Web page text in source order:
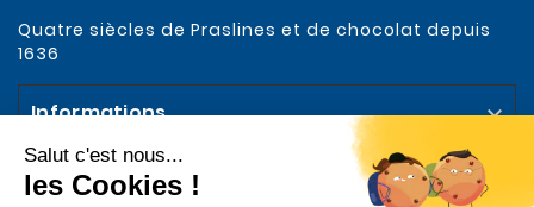
Quatre siècles de Praslines et de chocolat depuis
1636
Informations 
Votre compte 